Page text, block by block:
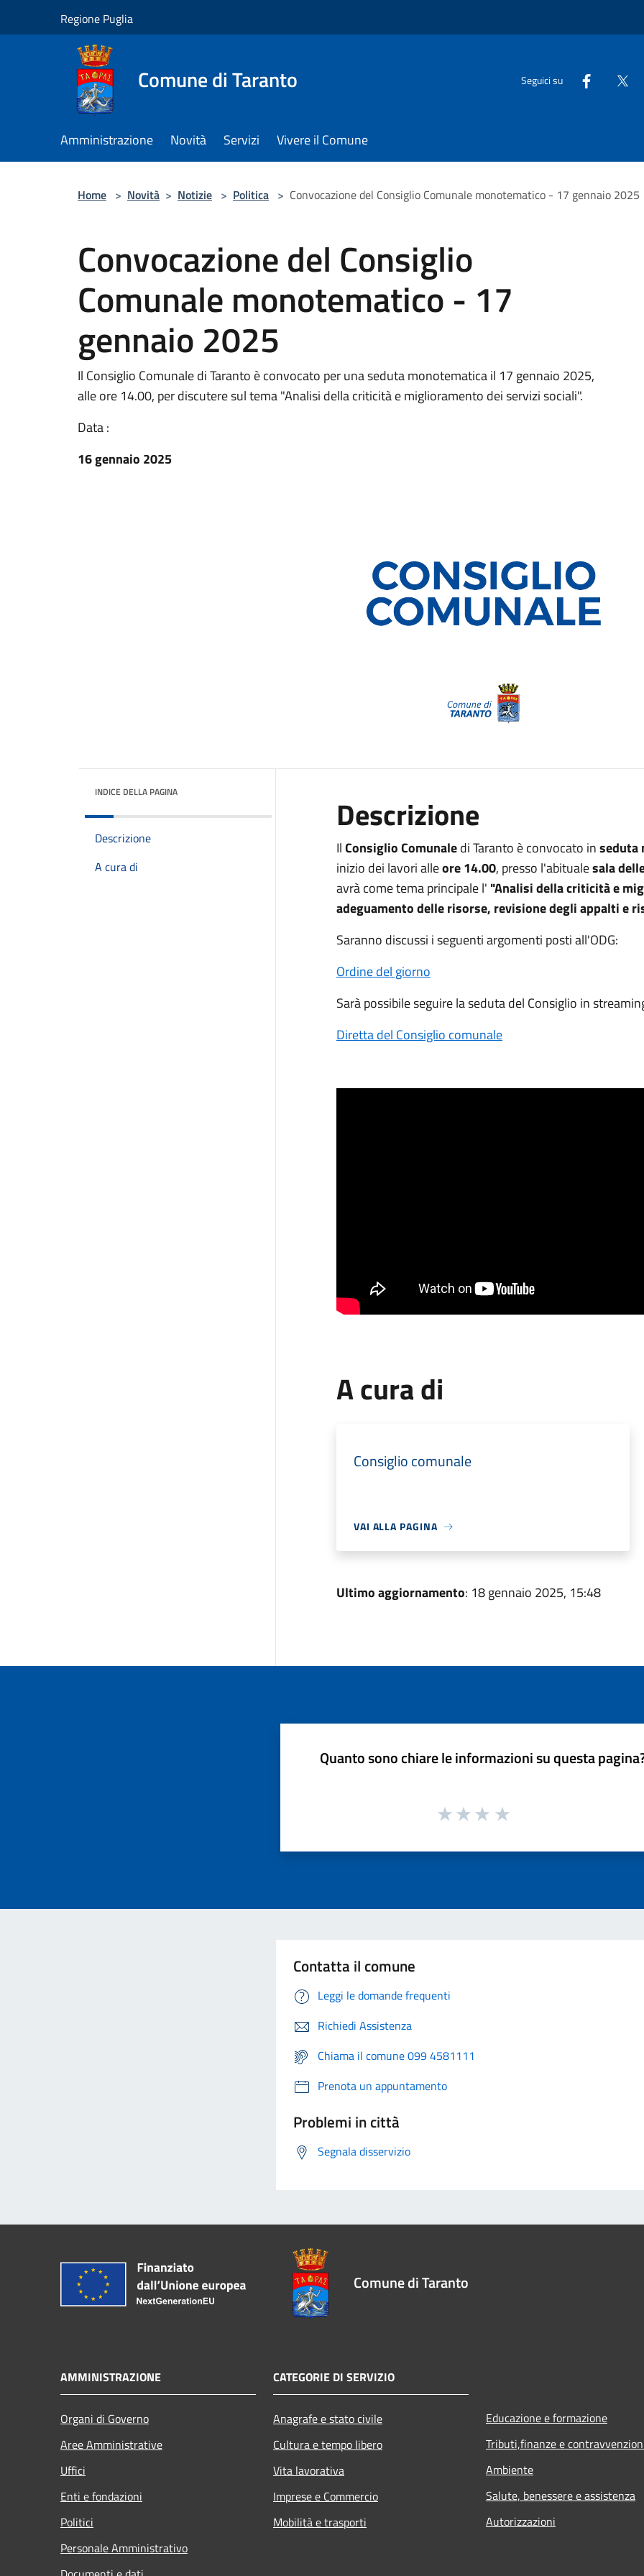
Regione Puglia
Comune di Taranto Seguici su
Amministrazione Novità Servizi Vivere il Comune
Home > Novità > Notizie > Politica > Convocazione del Consiglio Comunale monotematico - 17 gennaio 2025
Convocazione del Consiglio
Comunale monotematico - 17
gennaio 2025
Il Consiglio Comunale di Taranto è convocato per una seduta monotematica il 17 gennaio 2025,
alle ore 14.00, per discutere sul tema "Analisi della criticità e miglioramento dei servizi sociali".
Data :
16 gennaio 2025
INDICE DELLA PAGINA
Descrizione
A cura di
Descrizione
IlConsiglio Comunaledi Taranto è convocato inseduta
inizio dei lavori alleore 14.00, presso l'abitualesala
avrà come tema principale l' "Analisi della criticità e
adeguamento delle risorse, revisione degli appalti e
Saranno discussi i seguenti argomenti posti all'ODG:
Ordine del giorno
Sarà possibile seguire la seduta del Consiglio in
Diretta del Consiglio comunale
A cura di
Consiglio comunale
VAI ALLA PAGINA
Ultimo aggiornamento: 18 gennaio 2025, 15:48
Quanto sono chiare le informazioni su questa
Contatta il comune
Leggi le domande frequenti
Richiedi Assistenza
Chiama il comune 099 4581111
Prenota un appuntamento
Problemi in città
Segnala disservizio
Comune di Taranto
AMMINISTRAZIONE
Organi di Governo
Aree Amministrative
Uffici
Enti e fondazioni
Politici
Personale Amministrativo
CATEGORIE DI SERVIZIO
Anagrafe e stato civile
Cultura e tempo libero
Vita lavorativa
Imprese e Commercio
Mobilità e trasporti
Educazione e formazione
Tributi,finanze e
Ambiente
Salute, benessere e assistenza
Autorizzazioni